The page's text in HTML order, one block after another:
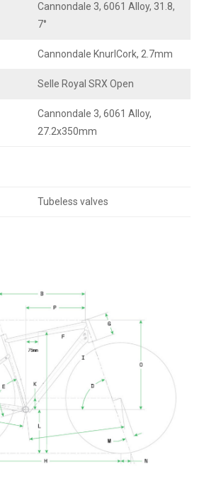
Cannondale 3, 6061 Alloy, 31.8,
7°
Cannondale KnurlCork, 2.7mm
Selle Royal SRX Open
Cannondale 3, 6061 Alloy,
27.2x350mm
Tubeless valves